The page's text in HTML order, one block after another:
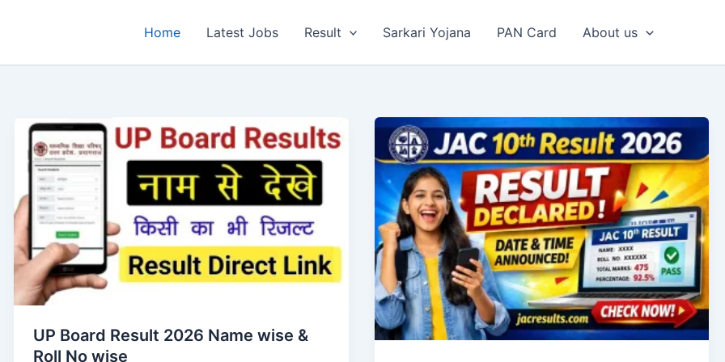
Home Latest Jobs Result Sarkari Yojana PAN Card About us
UP Board Result 2026 Name wise &
Roll No wise